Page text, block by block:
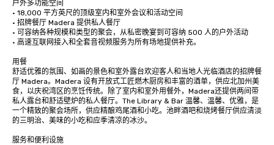
户外多功能空间
· 18,000 平方英尺的顶级室内和室外会议和活动空间
· 招牌餐厅 Madera 提供私人餐厅
· 可容纳各种规模和类型的聚会，从私密晚宴到可容纳 500 人的户外活动
· 高速互联网接入和全套音视频服务为所有场地提供补充。
用餐
舒适优雅的氛围、如画的景色和室外露台欢迎客人和当地人光临酒店的招牌餐
厅 Madera。Madera 设有开放式工匠燃木厨房和丰富的酒单，供应北加州美
食，以庆祝湾区的烹饪传统。除了室内和室外用餐外，Madera还提供两间带
私人露台和舒适壁炉的私人餐厅。The Library & Bar 温馨、温馨、优雅，是
一个精致的聚会场所，供应精酿鸡尾酒和小吃。池畔酒吧和烧烤餐厅供应清淡
的三明治、美味的小吃和应季清凉的冰沙。
服务和便利设施